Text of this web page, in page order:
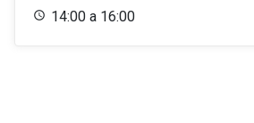
14:00 a 16:00